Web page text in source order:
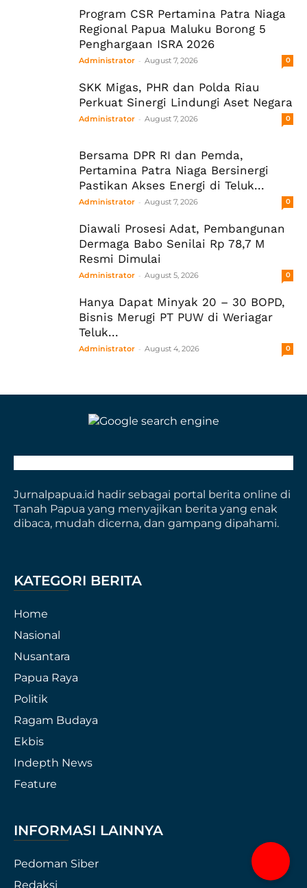
Program CSR Pertamina Patra Niaga
Regional Papua Maluku Borong 5
Penghargaan ISRA 2026
Administrator - August 7, 2026 0
SKK Migas, PHR dan Polda Riau
Perkuat Sinergi Lindungi Aset Negara
Administrator - August 7, 2026 0
Bersama DPR RI dan Pemda,
Pertamina Patra Niaga Bersinergi
Pastikan Akses Energi di Teluk...
Administrator - August 7, 2026 0
Diawali Prosesi Adat, Pembangunan
Dermaga Babo Senilai Rp 78,7 M
Resmi Dimulai
Administrator - August 5, 2026 0
Hanya Dapat Minyak 20 – 30 BOPD,
Bisnis Merugi PT PUW di Weriagar
Teluk...
Administrator - August 4, 2026 0
Jurnalpapua.id hadir sebagai portal berita online di
Tanah Papua yang menyajikan berita yang enak
dibaca, mudah dicerna, dan gampang dipahami.
KATEGORI BERITA
Home
Nasional
Nusantara
Papua Raya
Politik
Ragam Budaya
Ekbis
Indepth News
Feature
INFORMASI LAINNYA
Pedoman Siber
Redaksi